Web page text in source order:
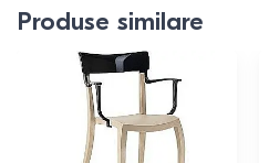
Produse similare